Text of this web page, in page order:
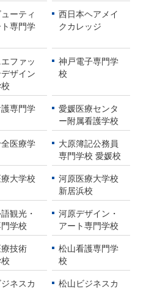
ーティ
専門学
西日本ヘアメイ
クカレッジ
ファッ
ザイン
神戸電子専門学
校
専門学
愛媛医療センタ
ー附属看護学校
医療学
大原簿記公務員
専門学校 愛媛校
大学校
河原医療大学校
新居浜校
観光・
学校
河原デザイン・
アート専門学校
技術
松山看護専門学
校
ネスカ
松山ビジネスカ